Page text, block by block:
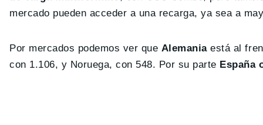
mercado pueden acceder a una recarga, ya sea a
Por mercados podemos ver que Alemaniaestá al
con 1.106, y Noruega, con 548. Por su parte España